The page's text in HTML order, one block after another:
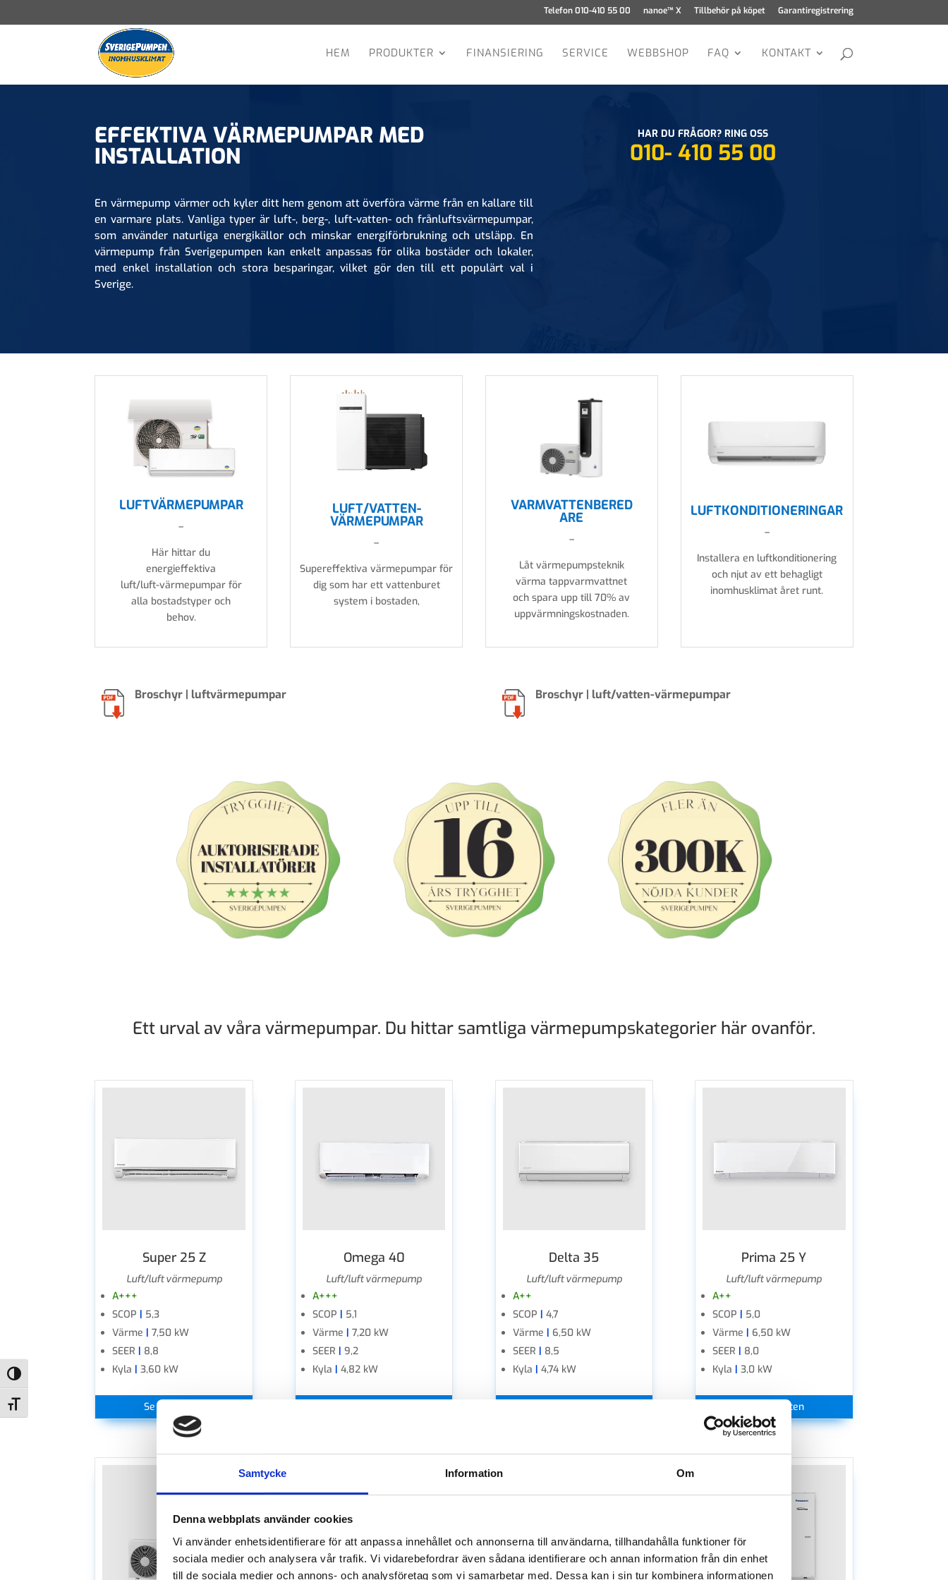
Slå på/av hög kontrast
Slå på/av textstorlek
Samtycke Information Om
Denna webbplats använder cookies
Vi använder enhetsidentifierare för att anpassa innehållet och annonserna till användarna, tillhandahålla funktioner för
sociala medier och analysera vår trafik. Vi vidarebefordrar även sådana identifierare och annan information från din enhet
till de sociala medier och annons- och analysföretag som vi samarbetar med. Dessa kan i sin tur kombinera informationen
Telefon 010-410 55 00 nanoe™ X Tillbehör på köpet Garantiregistrering
HEM PRODUKTER FINANSIERING SERVICE WEBBSHOP FAQ KONTAKT
EFFEKTIVA VÄRMEPUMPAR MED
INSTALLATION
En värmepump värmer och kyler ditt hem genom att överföra värme från en kallare till
en varmare plats. Vanliga typer är luft-, berg-, luft-vatten- och frånluftsvärmepumpar,
som använder naturliga energikällor och minskar energiförbrukning och utsläpp. En
värmepump från Sverigepumpen kan enkelt anpassas för olika bostäder och lokaler,
med enkel installation och stora besparingar, vilket gör den till ett populärt val i
Sverige.
HAR DU FRÅGOR? RING OSS
010- 410 55 00
LUFTVÄRMEPUMPAR
–
Här hittar du
energieffektiva
luft/luft-värmepumpar för
alla bostadstyper och
behov.
LUFT/VATTEN-
VÄRMEPUMPAR
–
Supereffektiva värmepumpar för
dig som har ett vattenburet
system i bostaden,
VARMVATTENBERED
ARE
–
Låt värmepumpsteknik
värma tappvarmvattnet
och spara upp till 70% av
uppvärmningskostnaden.
LUFTKONDITIONERINGAR
–
Installera en luftkonditionering
och njut av ett behagligt
inomhusklimat året runt.
Broschyr | luftvärmepumpar Broschyr | luft/vatten-värmepumpar
Ett urval av våra värmepumpar. Du hittar samtliga värmepumpskategorier här ovanför.
Super 25 Z
Luft/luft värmepump
A+++
SCOP | 5,3
Värme | 7,50 kW
SEER | 8,8
Kyla | 3,60 kW
Se produkten
Omega 40
Luft/luft värmepump
A+++
SCOP | 5,1
Värme | 7,20 kW
SEER | 9,2
Kyla | 4,82 kW
Delta 35
Luft/luft värmepump
A++
SCOP | 4,7
Värme | 6,50 kW
SEER | 8,5
Kyla | 4,74 kW
Prima 25 Y
Luft/luft värmepump
A++
SCOP | 5,0
Värme | 6,50 kW
SEER | 8,0
Kyla | 3,0 kW
Se produkten